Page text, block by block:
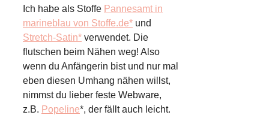
Ich habe als Stoffe Pannesamt in
marineblau von Stoffe.de* und
Stretch-Satin* verwendet. Die
flutschen beim Nähen weg! Also
wenn du Anfängerin bist und nur mal
eben diesen Umhang nähen willst,
nimmst du lieber feste Webware,
z.B. Popeline*, der fällt auch leicht.